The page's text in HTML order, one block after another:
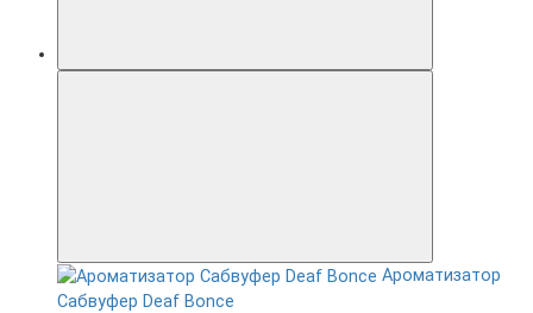
Ароматизатор
Сабвуфер Deaf Bonce